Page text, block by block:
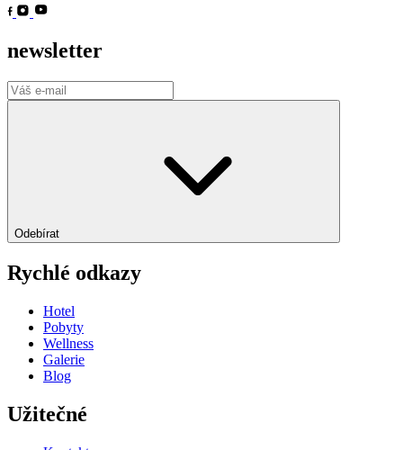
newsletter
Odebírat
Rychlé odkazy
Hotel
Pobyty
Wellness
Galerie
Blog
Užitečné